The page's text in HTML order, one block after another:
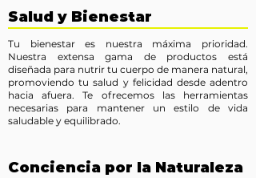
Salud y Bienestar
Tu bienestar es nuestra máxima prioridad.
Nuestra extensa gama de productos está
diseñada para nutrir tu cuerpo de manera natural,
promoviendo tu salud y felicidad desde adentro
hacia afuera. Te ofrecemos las herramientas
necesarias para mantener un estilo de vida
saludable y equilibrado.
Conciencia por la Naturaleza